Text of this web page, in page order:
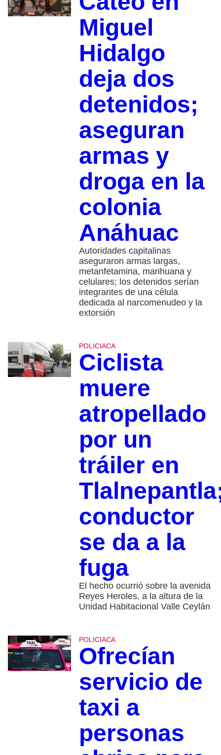
Miguel
Hidalgo
deja dos
detenidos;
aseguran
armas y
droga en la
colonia
Anáhuac
Autoridades capitalinas
aseguraron armas largas,
metanfetamina, marihuana y
celulares; los detenidos serían
integrantes de una célula
dedicada al narcomenudeo y la
extorsión
POLICIACA
Ciclista
muere
atropellado
por un
tráiler en
conductor
se da a la
fuga
El hecho ocurrió sobre la avenida
Reyes Heroles, a la altura de la
Unidad Habitacional Valle Ceylán
POLICIACA
Ofrecían
servicio de
taxi a
personas